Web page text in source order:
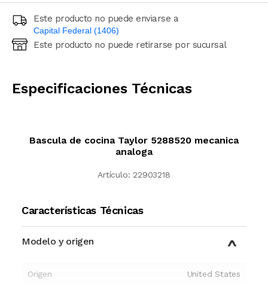
Este producto no puede enviarse a
Capital Federal (1406)
Ingresá código postal (sólo números)
Este producto no puede retirarse por sucursal
Especificaciones Técnicas
Bascula de cocina Taylor 5288520 mecanica
analoga
Artículo: 22903218
Características Técnicas
Modelo y origen
Origen United States